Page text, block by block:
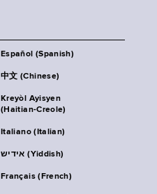
Español (Spanish)
中文 (Chinese)
Kreyòl Ayisyen
(Haitian-Creole)
Italiano (Italian)
אידיש (Yiddish)
Français (French)